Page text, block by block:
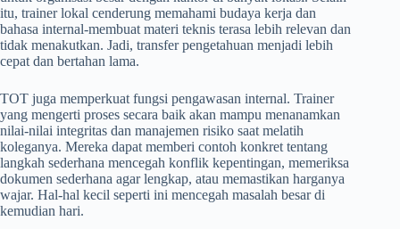
itu, trainer lokal cenderung memahami budaya kerja dan
bahasa internal-membuat materi teknis terasa lebih relevan dan
tidak menakutkan. Jadi, transfer pengetahuan menjadi lebih
cepat dan bertahan lama.
TOT juga memperkuat fungsi pengawasan internal. Trainer
yang mengerti proses secara baik akan mampu menanamkan
nilai-nilai integritas dan manajemen risiko saat melatih
koleganya. Mereka dapat memberi contoh konkret tentang
langkah sederhana mencegah konflik kepentingan, memeriksa
dokumen sederhana agar lengkap, atau memastikan harganya
wajar. Hal-hal kecil seperti ini mencegah masalah besar di
kemudian hari.